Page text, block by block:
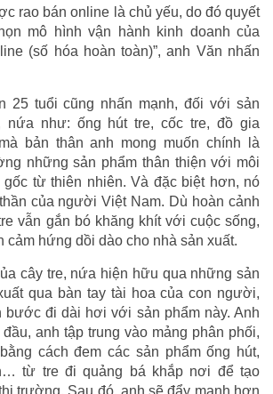
rao bán online là chủ yếu, do đó quyết
mô hình vận hành kinh doanh của
(số hóa hoàn toàn)”, anh Văn nhấn
25 tuổi cũng nhấn mạnh, đối với sản
nứa như: ống hút tre, cốc tre, đồ gia
bản thân anh mong muốn chính là
những sản phẩm thân thiện với môi
từ thiên nhiên. Và đặc biệt hơn, nó
của người Việt Nam. Dù hoàn cảnh
vẫn gắn bó khăng khít với cuộc sống,
cảm hứng dồi dào cho nhà sản xuất.
cây tre, nứa hiện hữu qua những sản
qua bàn tay tài hoa của con người,
bước đi dài hơi với sản phẩm này. Anh
anh tập trung vào mảng phân phối,
cách đem các sản phẩm ống hút,
từ tre đi quảng bá khắp nơi để tạo
trường. Sau đó, anh sẽ đẩy mạnh hơn